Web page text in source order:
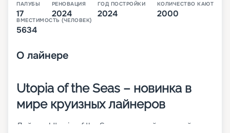
ПАЛУБЫ
17
РЕНОВАЦИЯ
2024
ГОД ПОСТРОЙКИ
2024
КОЛИЧЕСТВО КАЮТ
2000
ВМЕСТИМОСТЬ (ЧЕЛОВЕК)
5634
О лайнере
Utopia of the Seas – новинка в
мире круизных лайнеров
Лайнер Utopia of the Seas – шестой и самый